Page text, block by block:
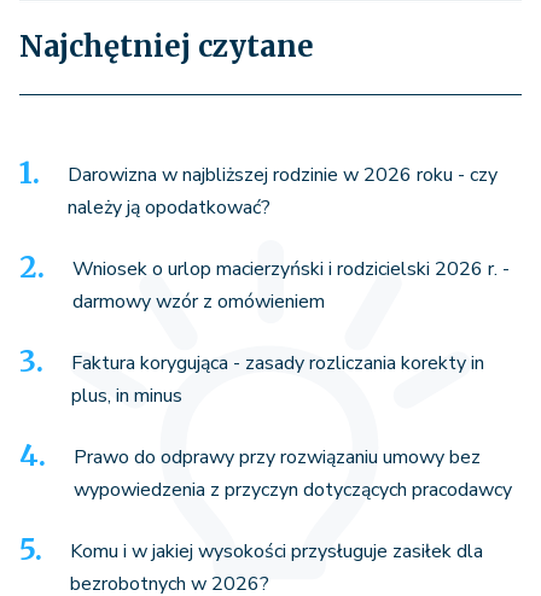
Najchętniej czytane
Darowizna w najbliższej rodzinie w 2026 roku - czy
należy ją opodatkować?
Wniosek o urlop macierzyński i rodzicielski 2026 r. -
darmowy wzór z omówieniem
Faktura korygująca - zasady rozliczania korekty in
plus, in minus
Prawo do odprawy przy rozwiązaniu umowy bez
wypowiedzenia z przyczyn dotyczących pracodawcy
Komu i w jakiej wysokości przysługuje zasiłek dla
bezrobotnych w 2026?